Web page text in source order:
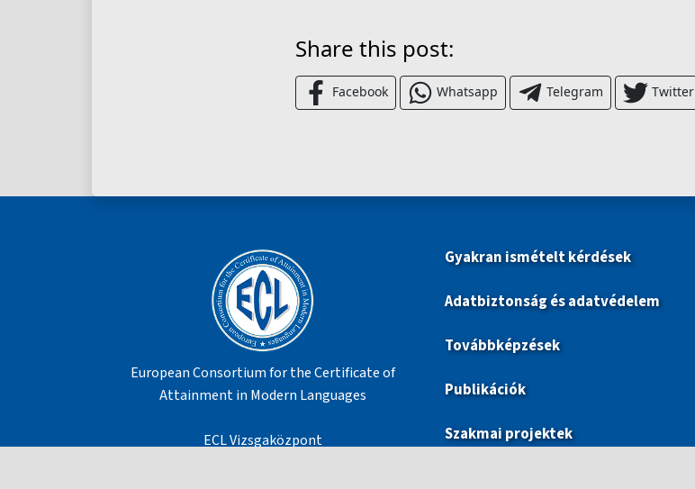
Share this post:
Facebook Whatsapp Telegram Twitter
European Consortium for the Certificate of
Attainment in Modern Languages
ECL Vizsgaközpont
Gyakran ismételt kérdések
Adatbiztonság és adatvédelem
Továbbképzések
Publikációk
Szakmai projektek